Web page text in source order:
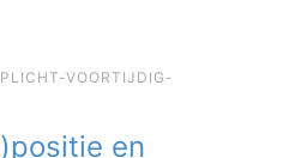
VOORTIJDIG-
en